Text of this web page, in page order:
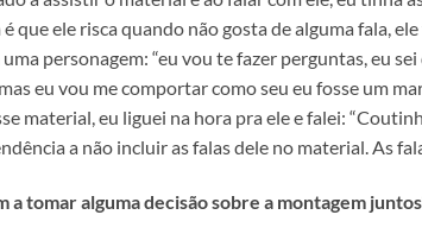
que ele risca quando não gosta de alguma fala,
personagem: “eu vou te fazer perguntas, eu
eu vou me comportar como seu eu fosse um
material, eu liguei na hora pra ele e falei:
a não incluir as falas dele no material. As
a tomar alguma decisão sobre a montagem